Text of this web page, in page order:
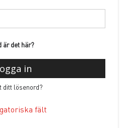
är det här?
in
ditt lösenord?